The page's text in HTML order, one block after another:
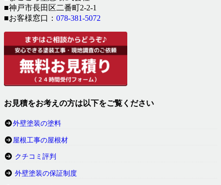
■神戸市長田区二番町2-2-1
■お客様窓口： 078-381-5072
お見積をお考えの方は以下をご覧ください
外壁塗装の塗料
屋根工事の屋根材
クチコミ評判
外壁塗装の保証制度